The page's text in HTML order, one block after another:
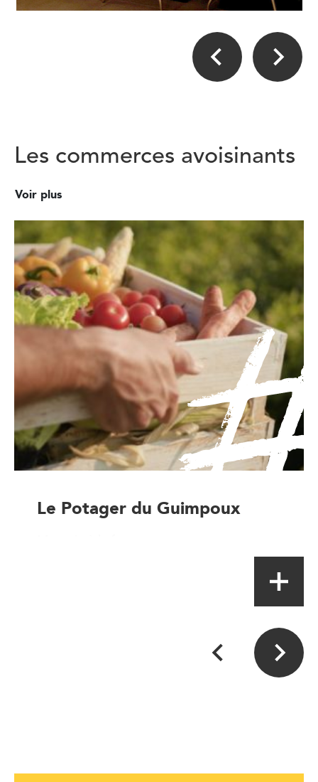
Les commerces avoisinants
Voir plus
Le Potager du Guimpoux